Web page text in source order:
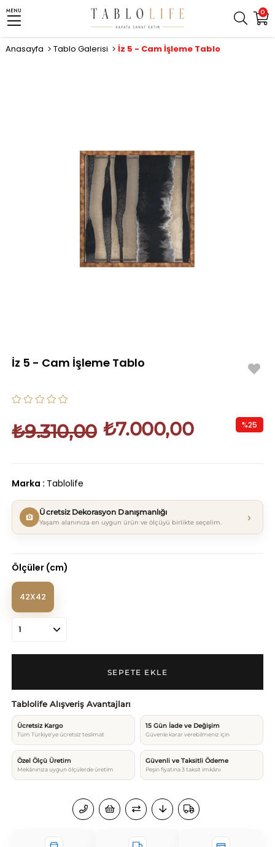
0
MENU
Anasayfa Tablo Galerisi İz 5 - Cam İşleme Tablo
İz 5 - Cam İşleme Tablo
₺9.310,00 ₺7.000,00 %25
Marka : Tablolife
Ücretsiz Dekorasyon Danışmanlığı
Yaşam alanınıza en uygun ürün ve ölçüyü birlikte seçelim. ›
Ölçüler (cm)
42X42
Tablolife Alışveriş Avantajları
Ücretsiz Kargo
Tüm Türkiye’ye ücretsiz teslimat
15 Gün İade ve Değişim
Güvenle karar verebilmeniz için
Özel Ölçü Üretim
Mekânınıza uygun ölçülerde üretim
Güvenli ve Taksitli Ödeme
Peşin fiyatına 3 taksit imkânı